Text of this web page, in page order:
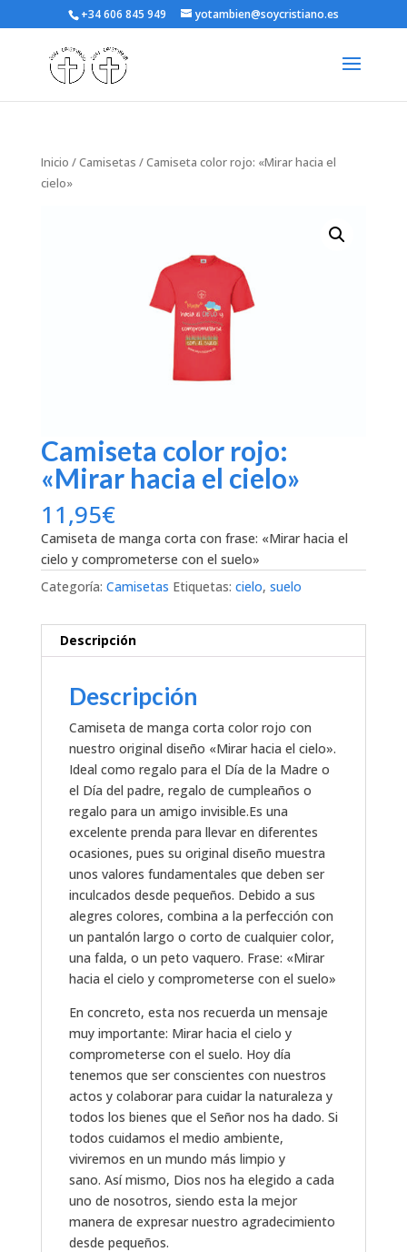
+34 606 845 949 yotambien@soycristiano.es
Inicio /Camisetas / Camiseta color rojo: «Mirar hacia el
cielo»
Camiseta color rojo:
«Mirar hacia el cielo»
11,95€
Camiseta de manga corta con frase: «Mirar hacia el
cielo y comprometerse con el suelo»
Categoría: Camisetas Etiquetas: cielo, suelo
Descripción
Descripción
Camiseta de manga corta color rojo con
nuestro original diseño «Mirar hacia el cielo».
Ideal como regalo para el Día de la Madre o
el Día del padre, regalo de cumpleaños o
regalo para un amigo invisible.Es una
excelente prenda para llevar en diferentes
ocasiones, pues su original diseño muestra
unos valores fundamentales que deben ser
inculcados desde pequeños. Debido a sus
alegres colores, combina a la perfección con
un pantalón largo o corto de cualquier color,
una falda, o un peto vaquero. Frase: «Mirar
hacia el cielo y comprometerse con el suelo»
En concreto, esta nos recuerda un mensaje
muy importante: Mirar hacia el cielo y
comprometerse con el suelo. Hoy día
tenemos que ser conscientes con nuestros
actos y colaborar para cuidar la naturaleza y
todos los bienes que el Señor nos ha dado. Si
todos cuidamos el medio ambiente,
viviremos en un mundo más limpio y
sano. Así mismo, Dios nos ha elegido a cada
uno de nosotros, siendo esta la mejor
manera de expresar nuestro agradecimiento
desde pequeños.